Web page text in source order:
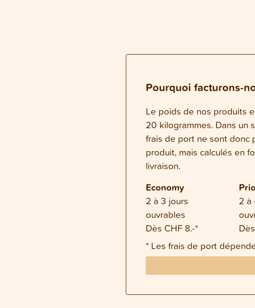
Pourquoi facturons-
Le poids de nos produits
20 kilogrammes. Dans un
frais de port ne sont donc
produit, mais calculés en
livraison.
Economy
2 à 3 jours
ouvrables
Dès CHF 8.-*
2 à
* Les frais de port